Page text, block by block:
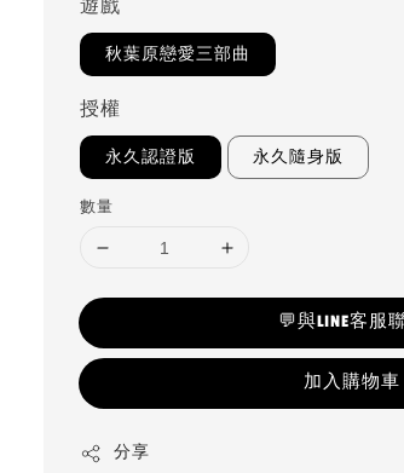
遊戲
秋葉原戀愛三部曲
授權
永久認證版 永久隨身版
數量
💬與LINE客服
加入購物車
分享